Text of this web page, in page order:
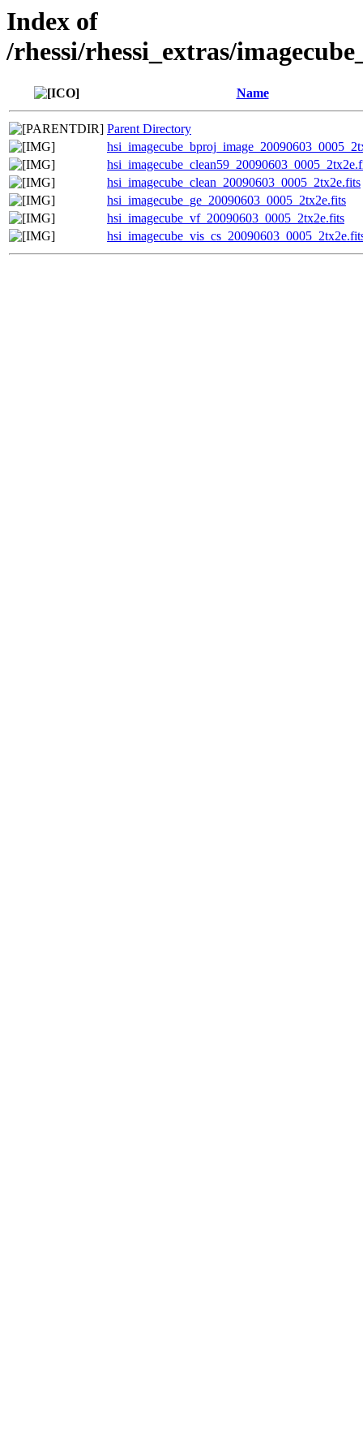
Index of
/rhessi/rhessi_extras/
Name
Parent Directory
hsi_imagecube_clean_20090603_0005_2tx2e.fits
hsi_imagecube_ge_20090603_0005_2tx2e.fits
hsi_imagecube_vf_20090603_0005_2tx2e.fits